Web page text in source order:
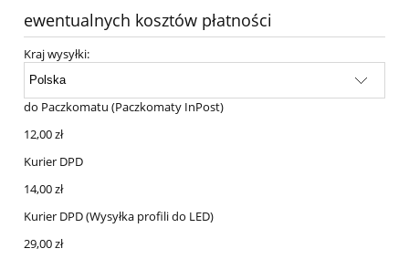
ewentualnych kosztów płatności
Kraj wysyłki:
do Paczkomatu (Paczkomaty InPost)
12,00 zł
Kurier DPD
14,00 zł
Kurier DPD(Wysyłka profili do LED)
29,00 zł